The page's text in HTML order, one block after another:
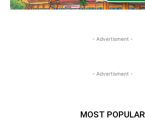
- Advertisment -
- Advertisment -
MOST POPULAR